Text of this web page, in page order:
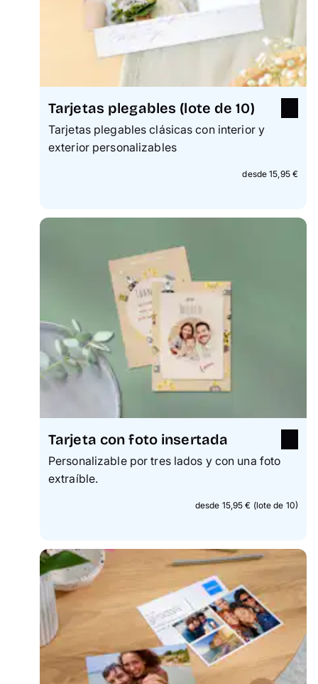
Tarjetas plegables (lote de 10)
Tarjetas plegables clásicas con interior y
exterior personalizables
desde 15,95 €
Tarjeta con foto insertada
Personalizable por tres lados y con una foto
extraíble.
desde 15,95 € (lote de 10)